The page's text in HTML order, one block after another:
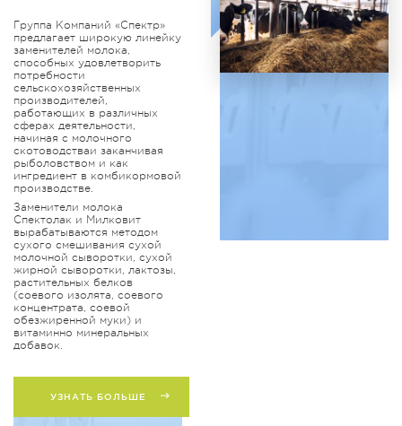
Группа Компаний «Спектр»
предлагает широкую линейку
заменителей молока,
способных удовлетворить
потребности
сельскохозяйственных
производителей,
работающих в различных
сферах деятельности,
начиная с молочного
скотоводстваи заканчивая
рыболовством и как
ингредиент в комбикормовой
производстве.
Заменители молока
Спектолак и Милковит
вырабатываются методом
сухого смешивания сухой
молочной сыворотки, сухой
жирной сыворотки, лактозы,
растительных белков
(соевого изолята, соевого
концентрата, соевой
обезжиренной муки) и
витаминно минеральных
добавок.
УЗНАТЬ БОЛЬШЕ